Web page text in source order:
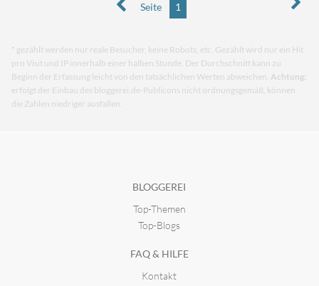
Seite 1
* gezählt werden nur reale Besucher, keine Robots, etc. Gezählt wird nur ein Hit
pro Visit und IP innerhalb einer halben Stunde. Der Durchschnitt kann zu
Beginn der Erfassung leicht von den tatsächlichen Werten abweichen. Achtung:
erfolgt der Einbau des bloggerei.de-Publicons nicht ordnungsgemäß, können
die Zahlen niedriger ausfallen.
BLOGGEREI
Top-Themen
Top-Blogs
FAQ & HILFE
Kontakt